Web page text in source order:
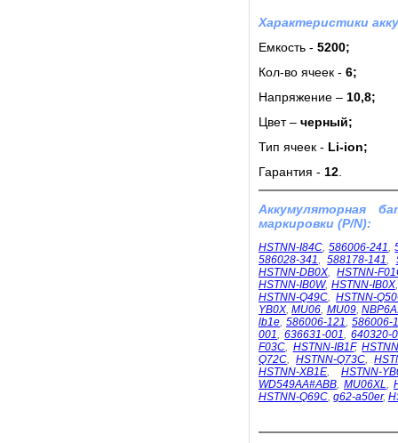
Характеристики
Емкость - 5200;
Кол-во ячеек - 6;
Напряжение – 10,8;
Цвет – черный;
Тип ячеек - Li-ion;
Гарантия - 12
Аккумуляторная
маркировки (P/N):
HSTNN-I84C,586006-241,
586028-341,588178-141,
HSTNN-DB0X,HSTNN-
HSTNN-IB0W, HSTNN-IB0X
HSTNN-Q49C,HSTNN-
YB0X,MU06, MU09,
lb1e, 586006-121, 586006-
001,636631-001,640320-
F03C, HSTNN-IB1F,
Q72C,HSTNN-Q73C,
HSTNN-XB1E, HSTNN-
WD549AA#ABB, MU06XL,
HSTNN-Q69C, g62-a50er,